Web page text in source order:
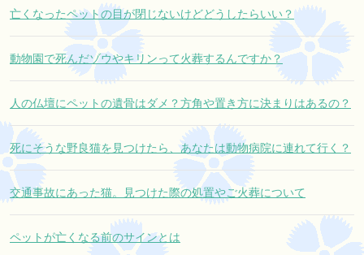
亡くなったペットの目が閉じないけどどうしたらいい？
動物園で死んだゾウやキリンって火葬するんですか？
人の仏壇にペットの遺骨はダメ？方角や置き方に決まりはあるの？
死にそうな野良猫を見つけたら、あなたは動物病院に連れて行く？
交通事故にあった猫。見つけた際の処置やご火葬について
ペットが亡くなる前のサインとは